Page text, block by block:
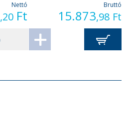
Nettó
,20 Ft
Bruttó
15.873,98 Ft